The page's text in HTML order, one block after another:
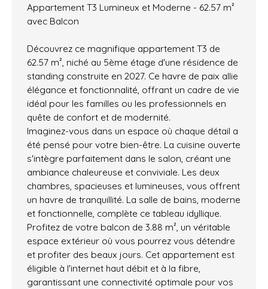
Appartement T3 Lumineux et Moderne - 62.57 m²
avec Balcon
Découvrez ce magnifique appartement T3 de
62.57 m², niché au 5ème étage d'une résidence de
standing construite en 2027. Ce havre de paix allie
élégance et fonctionnalité, offrant un cadre de vie
idéal pour les familles ou les professionnels en
quête de confort et de modernité.
Imaginez-vous dans un espace où chaque détail a
été pensé pour votre bien-être. La cuisine ouverte
s'intègre parfaitement dans le salon, créant une
ambiance chaleureuse et conviviale. Les deux
chambres, spacieuses et lumineuses, vous offrent
un havre de tranquillité. La salle de bains, moderne
et fonctionnelle, complète ce tableau idyllique.
Profitez de votre balcon de 3.88 m², un véritable
espace extérieur où vous pourrez vous détendre
et profiter des beaux jours. Cet appartement est
éligible à l'internet haut débit et à la fibre,
garantissant une connectivité optimale pour vos